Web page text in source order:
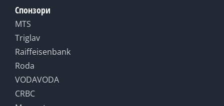
Спонзори
MTS
Triglav
Raiffeisenbank
Roda
VODAVODA
CRBC